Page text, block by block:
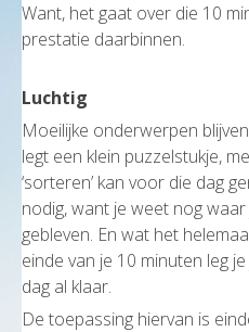
Want, het gaat over die 10
prestatie daarbinnen.
Luchtig
Moeilijke onderwerpen
legt een klein puzzelstukje,
‘sorteren’ kan voor die dag
nodig, want je weet nog
gebleven. En wat het
einde van je 10 minuten leg
dag al klaar.
De toepassing hiervan is